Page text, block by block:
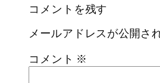
コメントを残す
メールアドレスが公開さ
コメント ※